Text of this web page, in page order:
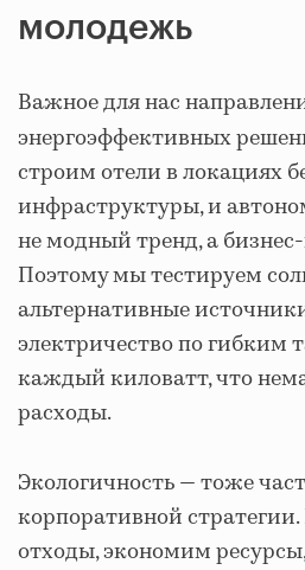
молодежь
Важное для нас
энергоэффективных
строим отели в локациях
инфраструктуры, и
не модный тренд, а
Поэтому мы тестируем
альтернативные
электричество по гибким
каждый киловатт, что
расходы.
Экологичность — тоже
корпоративной
отходы, экономим